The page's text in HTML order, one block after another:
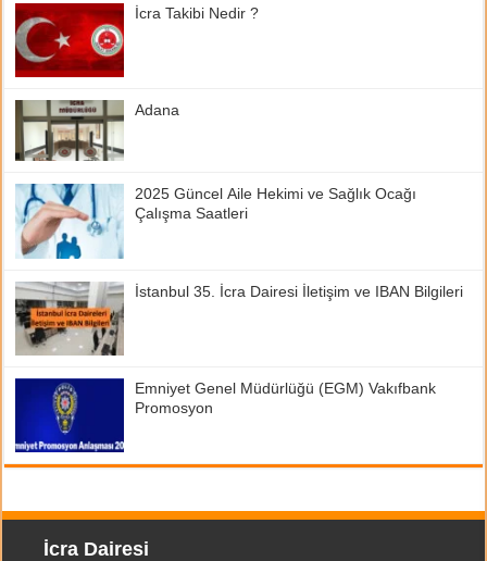
İcra Takibi Nedir ?
Adana
2025 Güncel Aile Hekimi ve Sağlık Ocağı
Çalışma Saatleri
İstanbul 35. İcra Dairesi İletişim ve IBAN Bilgileri
Emniyet Genel Müdürlüğü (EGM) Vakıfbank
Promosyon
İcra Dairesi